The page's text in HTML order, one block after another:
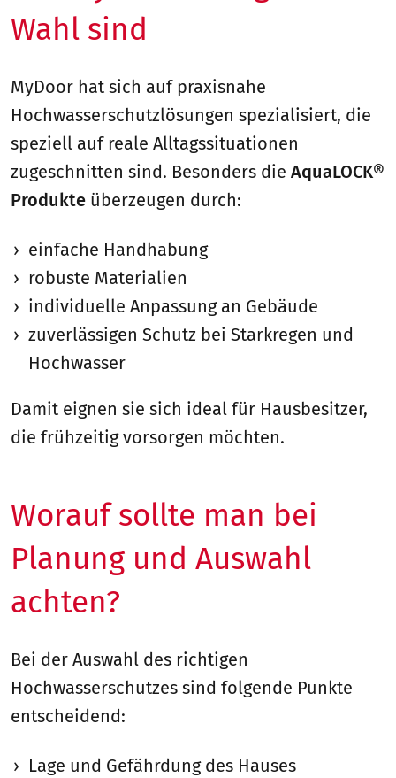
Wahl sind
MyDoor hat sich auf praxisnahe
Hochwasserschutzlösungen spezialisiert, die
speziell auf reale Alltagssituationen
zugeschnitten sind. Besonders die AquaLOCK®
Produkte überzeugen durch:
einfache Handhabung
robuste Materialien
individuelle Anpassung an Gebäude
zuverlässigen Schutz bei Starkregen und
Hochwasser
Damit eignen sie sich ideal für Hausbesitzer,
die frühzeitig vorsorgen möchten.
Worauf sollte man bei
Planung und Auswahl
achten?
Bei der Auswahl des richtigen
Hochwasserschutzes sind folgende Punkte
entscheidend:
Lage und Gefährdung des Hauses